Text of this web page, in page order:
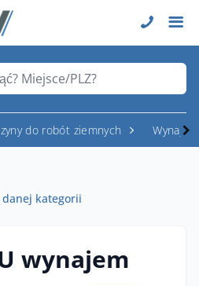
Miejsce/PLZ?
do robót ziemnych
danej kategorii
wynajem